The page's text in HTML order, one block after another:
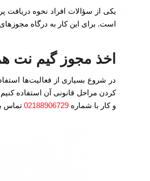
یکی از سؤالات افراد نحوه
است. برای این کار به درگاه
اخذ مجوز گیم نت
در شروع بسیاری از فعالیت‌ها
کردن مراحل قانونی آن استفاده
و کار با شماره 02188906729 تماس